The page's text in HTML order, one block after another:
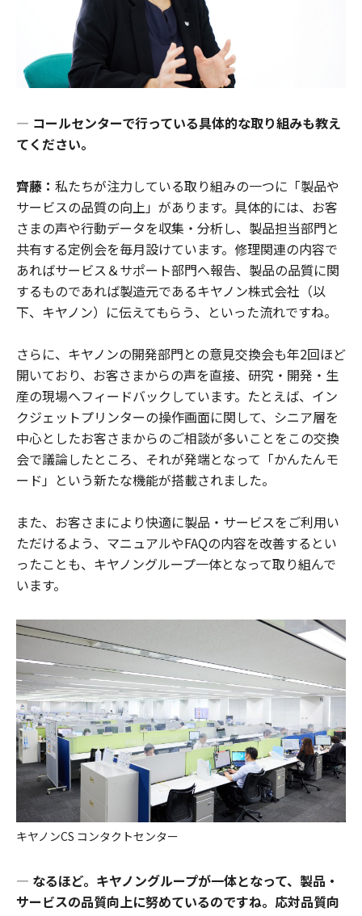
― コールセンターで行っている具体的な取り組みも教え
てください。
齊藤： 私たちが注力している取り組みの一つに「製品や
サービスの品質の向上」があります。具体的には、お客
さまの声や行動データを収集・分析し、製品担当部門と
共有する定例会を毎月設けています。修理関連の内容で
あればサービス＆サポート部門へ報告、製品の品質に関
するものであれば製造元であるキヤノン株式会社（以
下、キヤノン）に伝えてもらう、といった流れですね。
さらに、キヤノンの開発部門との意見交換会も年2回ほど
開いており、お客さまからの声を直接、研究・開発・生
産の現場へフィードバックしています。たとえば、イン
クジェットプリンターの操作画面に関して、シニア層を
中心としたお客さまからのご相談が多いことをこの交換
会で議論したところ、それが発端となって「かんたんモ
ード」という新たな機能が搭載されました。
また、お客さまにより快適に製品・サービスをご利用い
ただけるよう、マニュアルやFAQの内容を改善するとい
ったことも、キヤノングループ一体となって取り組んで
います。
キヤノンCS コンタクトセンター
― なるほど。キヤノングループが一体となって、製品・
サービスの品質向上に努めているのですね。応対品質向